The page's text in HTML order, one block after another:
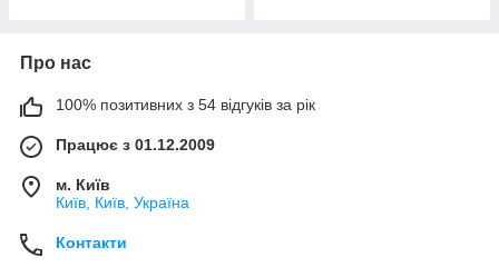
Про нас
100% позитивних з 54 відгуків за рік
Працює з 01.12.2009
м. Київ
Київ, Київ, Україна
Контакти